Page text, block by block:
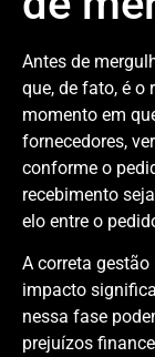
Antes de
que, de fato, é o
momento em
fornecedores,
conforme o
recebimento
elo entre o
A correta
impacto
nessa fase
prejuízos